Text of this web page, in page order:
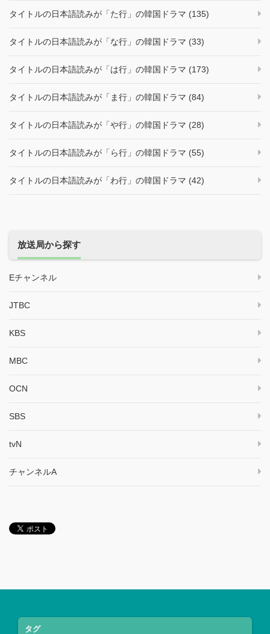
タイトルの日本語読みが「た行」の韓国ドラマ (135)
タイトルの日本語読みが「な行」の韓国ドラマ (33)
タイトルの日本語読みが「は行」の韓国ドラマ (173)
タイトルの日本語読みが「ま行」の韓国ドラマ (84)
タイトルの日本語読みが「や行」の韓国ドラマ (28)
タイトルの日本語読みが「ら行」の韓国ドラマ (55)
タイトルの日本語読みが「わ行」の韓国ドラマ (42)
放送局から探す
Eチャンネル
JTBC
KBS
MBC
OCN
SBS
tvN
チャンネルA
タグ